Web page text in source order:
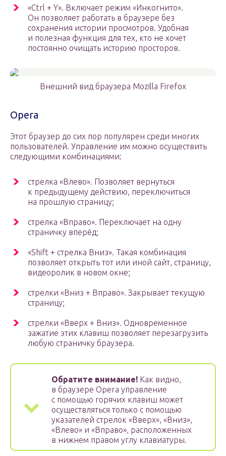
«Ctrl + Y». Включает режим «Инкогнито».
Он позволяет работать в браузере без
сохранения истории просмотров. Удобная
и полезная функция для тех, кто не хочет
постоянно очищать историю просторов.
Внешний вид браузера Mozilla Firefox
Opera
Этот браузер до сих пор популярен среди многих
пользователей. Управление им можно осуществить
следующими комбинациями:
стрелка «Влево». Позволяет вернуться
к предыдущему действию, переключиться
на прошлую страницу;
стрелка «Вправо». Переключает на одну
страничку вперёд;
«Shift + стрелка Вниз». Такая комбинация
позволяет открыть тот или иной сайт, страницу,
видеоролик в новом окне;
стрелки «Вниз + Вправо». Закрывает текущую
страницу;
стрелки «Вверх + Вниз». Одновременное
зажатие этих клавиш позволяет перезагрузить
любую страничку браузера.
Обратите внимание! Как видно,
в браузере Opera управление
с помощью горячих клавиш может
осуществляться только с помощью
указателей стрелок «Вверх», «Вниз»,
«Влево» и «Вправо», расположенных
в нижнем правом углу клавиатуры.